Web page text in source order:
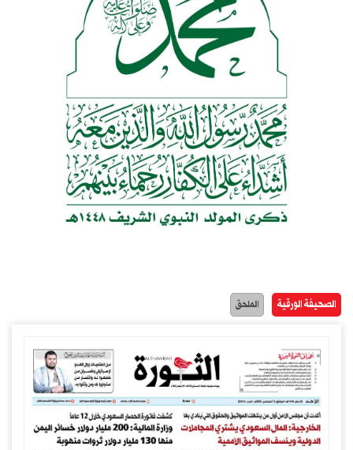
الصحيفة الورقية الملحق